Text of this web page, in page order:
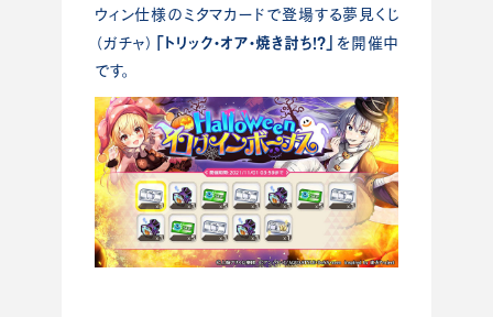
ウィン仕様のミタマカードで登場する夢見くじ
（ガチャ） 「トリック・オア・焼き討ち！？」 を開催中
です。